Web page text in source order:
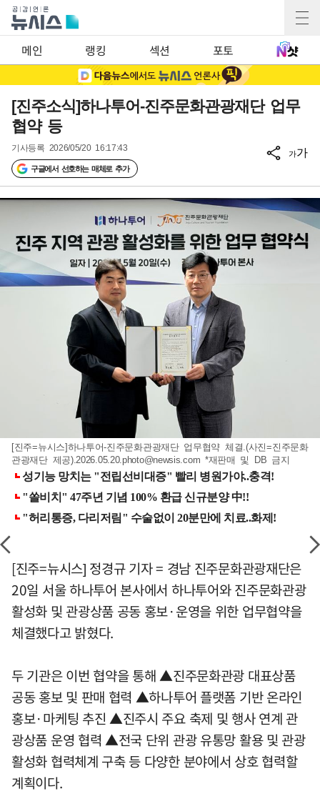
메인 랭킹 섹션 포토
[진주소식]하나투어-진주문화관광재단 업무
협약 등
기사등록 2026/05/20 16:17:43
구글에서 선호하는 매체로 추가
가가
[진주=뉴시스]하나투어-진주문화관광재단 업무협약 체결.(사진=진주문화
관광재단 제공).2026.05.20.photo@newsis.com *재판매 및 DB 금지
[진주=뉴시스] 정경규 기자 = 경남 진주문화관광재단은
20일 서울 하나투어 본사에서 하나투어와 진주문화관광
활성화 및 관광상품 공동 홍보·운영을 위한 업무협약을
체결했다고 밝혔다.
두 기관은 이번 협약을 통해 ▲진주문화관광 대표상품
공동 홍보 및 판매 협력 ▲하나투어 플랫폼 기반 온라인
홍보·마케팅 추진 ▲진주시 주요 축제 및 행사 연계 관
광상품 운영 협력 ▲전국 단위 관광 유통망 활용 및 관광
활성화 협력체계 구축 등 다양한 분야에서 상호 협력할
계획이다.